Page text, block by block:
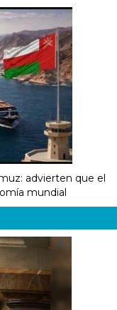
advierten que el
mundial